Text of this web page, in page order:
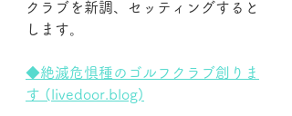
クラブを新調、セッティングすると
します。
◆絶滅危惧種のゴルフクラブ創りま
す (livedoor.blog)